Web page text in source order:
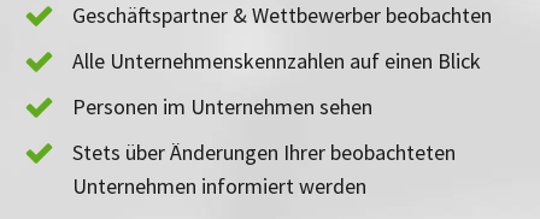
Geschäftspartner & Wettbewerber beobachten
Alle Unternehmenskennzahlen auf einen Blick
Personen im Unternehmen sehen
Stets über Änderungen Ihrer beobachteten
Unternehmen informiert werden